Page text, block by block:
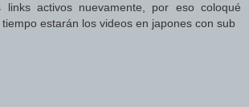
links activos nuevamente, por eso coloqué
estarán los videos en japones con sub